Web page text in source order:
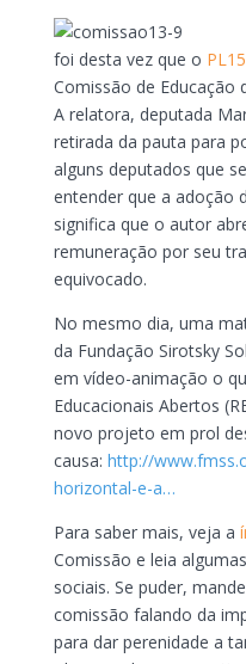
foi desta vez que o
Comissão de Educação
A relatora, deputada
retirada da pauta para
alguns deputados que
entender que a adoção
significa que o autor
remuneração por seu
equivocado.
No mesmo dia, uma
da Fundação Sirotsky
em vídeo-animação o
Educacionais Abertos
novo projeto em prol
causa: http://
horizontal-e-a…
Para saber mais, veja a
Comissão e leia algumas
sociais. Se puder,
comissão falando da
para dar perenidade a